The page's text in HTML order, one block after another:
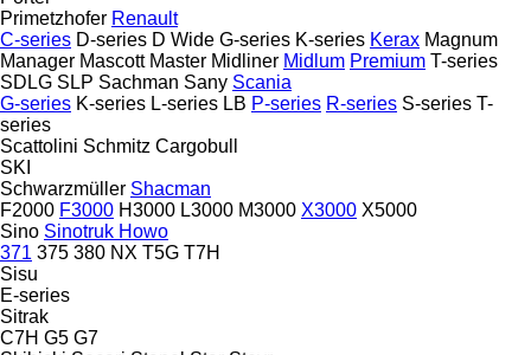
Primetzhofer Renault
C-series D-series D Wide G-series K-series Kerax Magnum
Manager Mascott Master Midliner Midlum Premium T-series
SDLG SLP Sachman Sany Scania
G-series K-series L-series LB P-series R-series S-series T-
series
Scattolini Schmitz Cargobull
SKI
Schwarzmüller Shacman
F2000 F3000 H3000 L3000 M3000 X3000 X5000
Sino Sinotruk Howo
371 375 380 NX T5G T7H
Sisu
E-series
Sitrak
C7H G5 G7